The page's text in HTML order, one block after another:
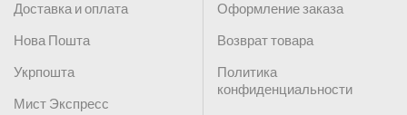
Доставка и оплата
Нова Пошта
Укрпошта
Мист Экспресс
Оформление заказа
Возврат товара
Политика
конфиденциальности